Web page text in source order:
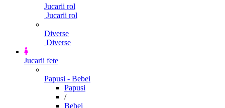
Jucarii rol
Jucarii rol
Diverse
Diverse
Jucarii fete
Papusi - Bebei
Papusi
/
Bebei